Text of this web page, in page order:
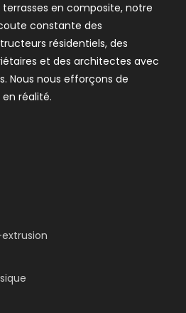
en composite, notre
constante des
résidentiels, des
et des architectes avec
Nous nous efforçons de
réalité.